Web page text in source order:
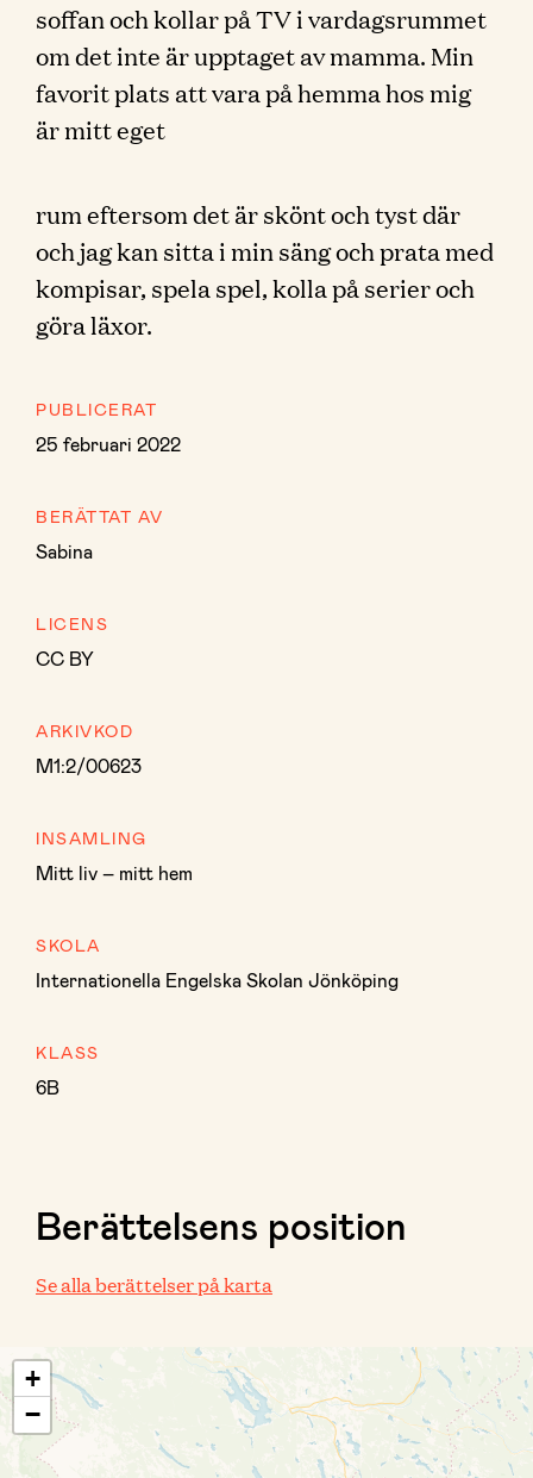
soffan och kollar på TV i vardagsrummet
om det inte är upptaget av mamma. Min
favorit plats att vara på hemma hos mig
är mitt eget
rum eftersom det är skönt och tyst där
och jag kan sitta i min säng och prata med
kompisar, spela spel, kolla på serier och
göra läxor.
PUBLICERAT
25 februari 2022
BERÄTTAT AV
Sabina
LICENS
CC BY
ARKIVKOD
M1:2/00623
INSAMLING
Mitt liv – mitt hem
SKOLA
Internationella Engelska Skolan Jönköping
KLASS
6B
Berättelsens position
Se alla berättelser på karta
+
−